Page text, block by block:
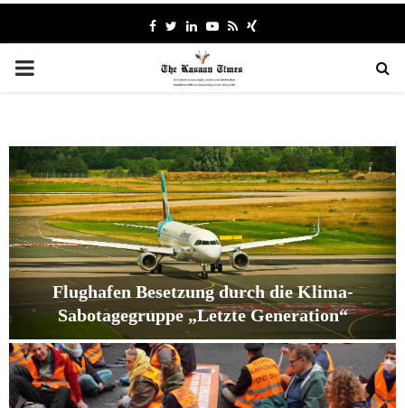
Facebook
TwitterLinkedinYoutube
RssXing
PRIMARY
F
l
u
Flughafen Besetzung durch die Klima-
Sabotagegruppe „Letzte Generation“